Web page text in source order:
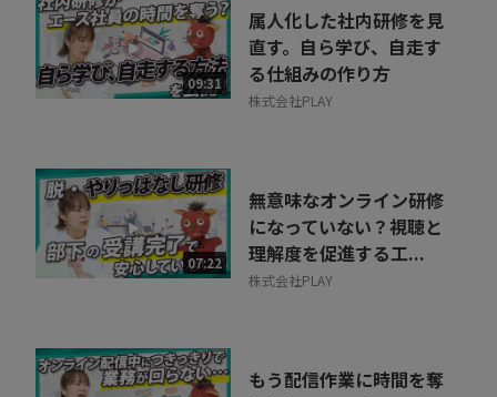
09:31
属人化した社内研修を見
直す。自ら学び、自走す
る仕組みの作り方
株式会社PLAY
07:22
無意味なオンライン研修
になっていない？視聴と
理解度を促進する工...
株式会社PLAY
もう配信作業に時間を奪